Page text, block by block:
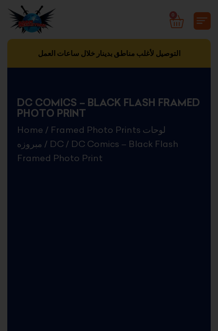
content
0
CART
التوصيل لأغلب مناطق بدينار خلال ساعات العمل
DC COMICS – BLACK FLASH FRAMED
PHOTO PRINT
Home / Framed Photo Prints لوحات
مبروزه / DC / DC Comics – Black Flash
Framed Photo Print